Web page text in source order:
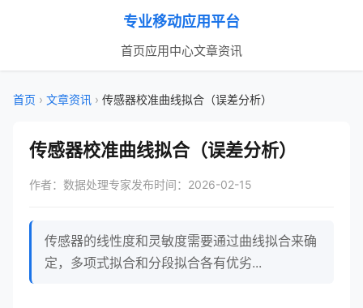
专业移动应用平台
首页应用中心文章资讯
首页 › 文章资讯 › 传感器校准曲线拟合（误差分析）
传感器校准曲线拟合（误差分析）
作者：数据处理专家发布时间：2026-02-15
传感器的线性度和灵敏度需要通过曲线拟合来确
定，多项式拟合和分段拟合各有优劣...